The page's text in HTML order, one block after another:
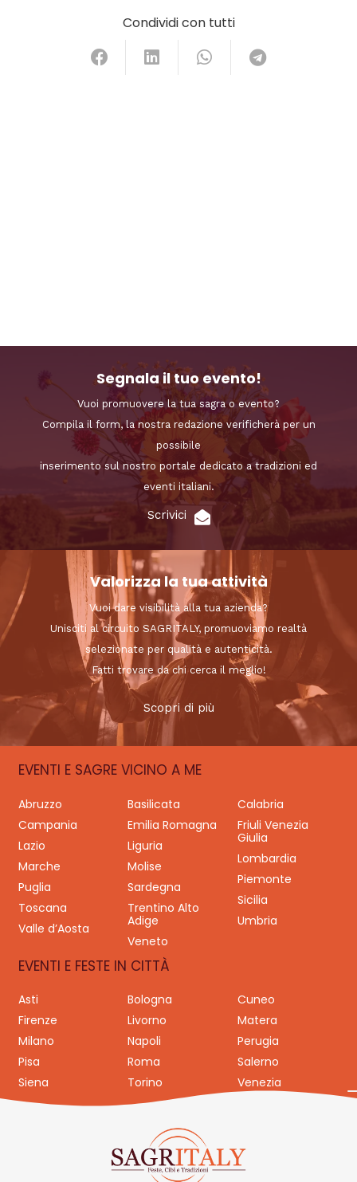
Condividi con tutti
Segnala il tuo evento!
Vuoi promuovere la tua sagra o evento?
Compila il form, la nostra redazione verificherà per un
possibile
inserimento sul nostro portale dedicato a tradizioni ed
eventi italiani.
Scrivici
Valorizza la tua attività
Vuoi dare visibilità alla tua azienda?
Unisciti al circuito SAGRITALY, promuoviamo realtà
selezionate per qualità e autenticità.
Fatti trovare da chi cerca il meglio!
Scopri di più
EVENTI E SAGRE VICINO A ME
Abruzzo Basilicata
Calabria
Campania
Emilia Romagna
Friuli Venezia
Giulia
Lazio
Liguria
Lombardia
Marche
Molise
Piemonte
Puglia
Sardegna
Sicilia
Toscana
Trentino Alto
Adige
Umbria
Valle d’Aosta
Veneto
EVENTI E FESTE IN CITTÀ
Asti Bologna
Cuneo
Firenze
Livorno
Matera
Milano
Napoli
Perugia
Pisa
Roma
Salerno
Siena
Torino Venezia